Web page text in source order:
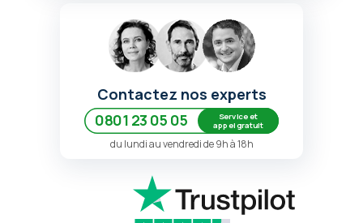
Contactez nos experts
0801 23 05 05
Service et
appel gratuit
du lundi au vendredi de 9h à 18h